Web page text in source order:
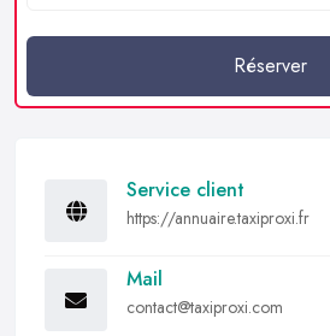
Réserver
Service client
https://annuaire.taxiproxi.fr
Mail
contact@taxiproxi.com